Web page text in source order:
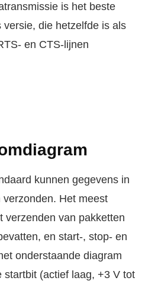
is het beste
die hetzelfde is als
en CTS-lijnen
kunnen gegevens in
Het meest
verzenden van pakketten
en start-, stop- en
onderstaande diagram
startbit (actief laag, +3 V tot